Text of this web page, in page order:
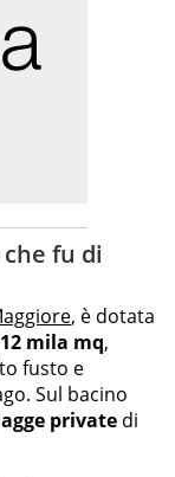
fu di
, è dotata
mila mq,
fusto e
Sul bacino
private di